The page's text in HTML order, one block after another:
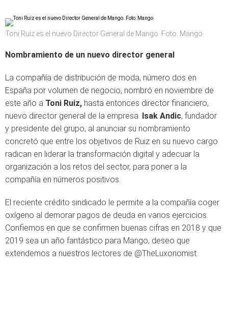
Toni Ruiz es el nuevo Director General de Mango. Foto: Mango
Nombramiento de un nuevo director general
La compañía de distribución de moda, número dos en
España por volumen de negocio, nombró en noviembre de
este año a Toni Ruiz, hasta entonces director financiero,
nuevo director general de la empresa. Isak Andic, fundador
y presidente del grupo, al anunciar su nombramiento
concretó que entre los objetivos de Ruiz en su nuevo cargo
radican en liderar la transformación digital y adecuar la
organización a los retos del sector, para poner a la
compañía en números positivos.
El reciente crédito sindicado le permite a la compañía coger
oxígeno al demorar pagos de deuda en varios ejercicios.
Confiemos en que se confirmen buenas cifras en 2018 y que
2019 sea un año fantástico para Mango, deseo que
extendemos a nuestros lectores de @TheLuxonomist.